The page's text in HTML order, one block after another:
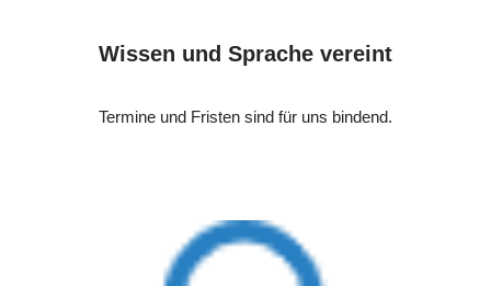
Wissen und Sprache vereint
Termine und Fristen sind für uns bindend.